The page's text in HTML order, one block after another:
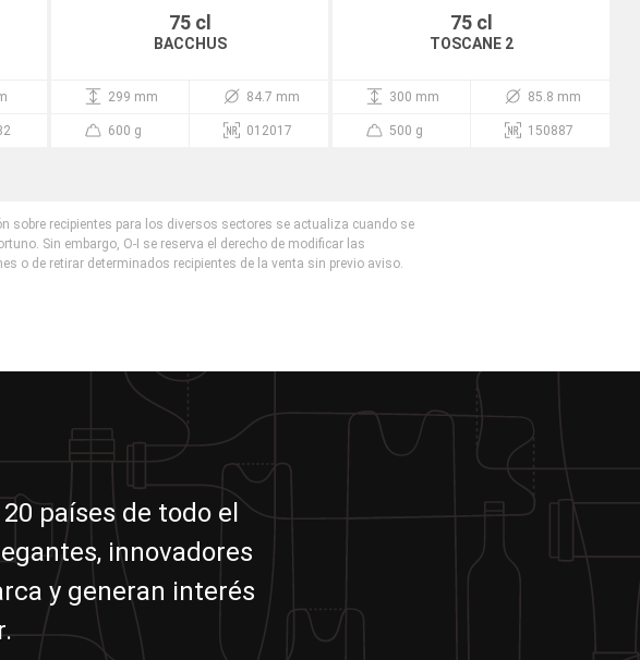
75 cl
BACCHUS
299 mm 84.7 mm
600 g 012017
75 cl
TOSCANE 2
300 mm 85.8 mm
500 g 150887
sobre recipientes para los diversos sectores se actualiza cuando se
Sin embargo, O-I se reserva el derecho de modificar las
o de retirar determinados recipientes de la venta sin previo aviso.
países de todo el
innovadores
y generan interés